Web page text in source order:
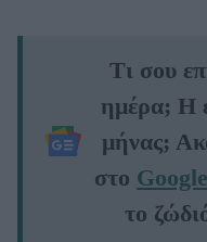
Τι σου
ημέρα; Η
μήνας;
στο
το